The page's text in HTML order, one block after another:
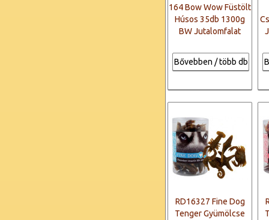
164 Bow Wow Füstölt
Húsos 35db 1300g
BW Jutalomfalat
Bővebben / több db
RD16327 Fine Dog
Tenger Gyümölcse